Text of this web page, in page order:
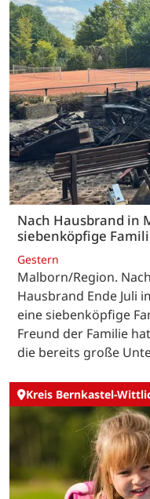
Nach Hausbrand in
siebenköpfige
Gestern
Malborn/Region.
Hausbrand Ende Juli
eine siebenköpfige
Freund der Familie
die bereits große
Kreis Bernkastel-